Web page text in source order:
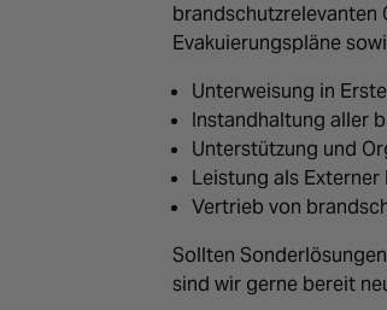
brandschutzrelevanten
Evakuierungspläne
Unterweisung in
Instandhaltung aller
Unterstützung und
Leistung als
Vertrieb von
Sollten
sind wir gerne bereit